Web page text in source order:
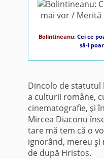
Bolintineanu: Cei ce
să-l
Dincolo de
a culturii române,
cinematografie, şi
Mircea Diaconu
tare mă tem că o
ignorând, mereu şi
de după Hristos.